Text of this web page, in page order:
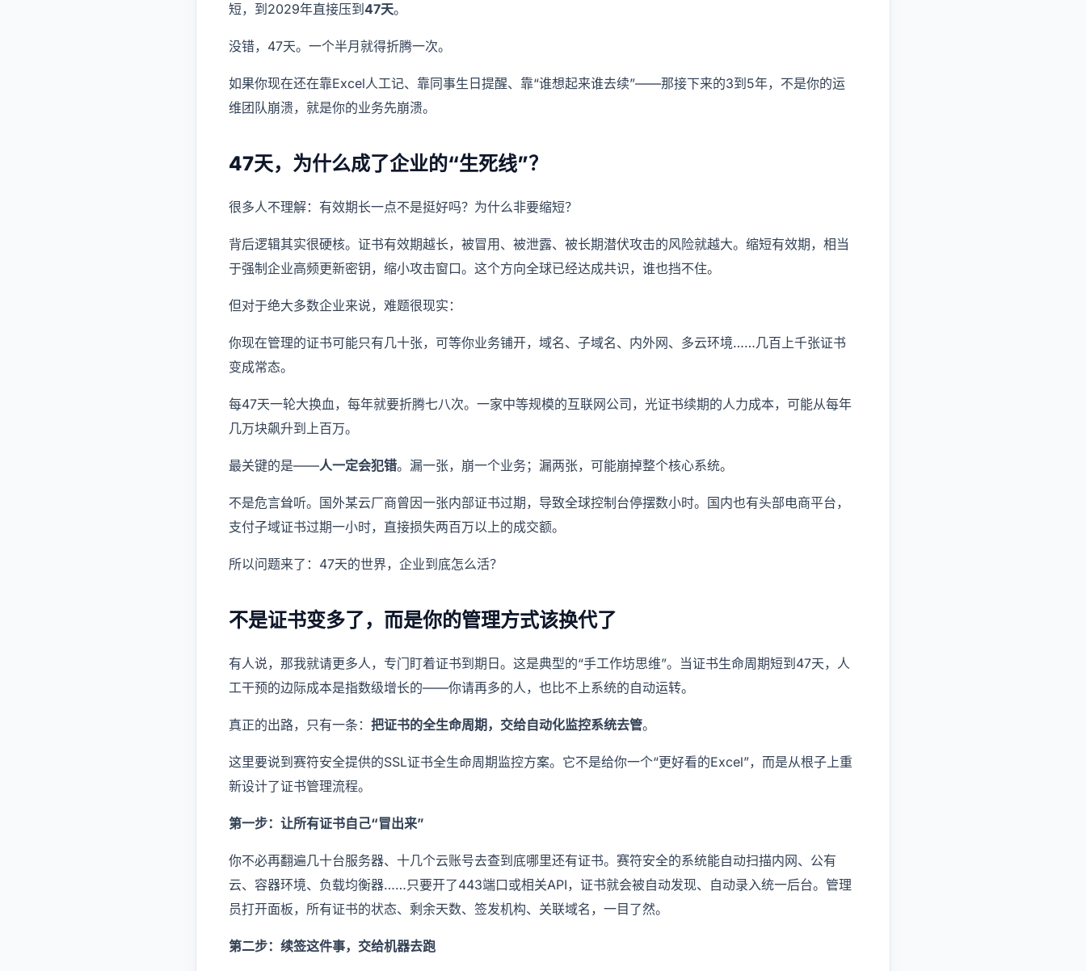
短，到2029年直接压到 47天。
没错，47天。一个半月就得折腾一次。
如果你现在还在靠Excel人工记、靠同事生日提醒、靠“谁想起来谁去续”——那接下来的3到5年，不是你的运
维团队崩溃，就是你的业务先崩溃。
47天，为什么成了企业的“生死线”？
很多人不理解：有效期长一点不是挺好吗？为什么非要缩短？
背后逻辑其实很硬核。证书有效期越长，被冒用、被泄露、被长期潜伏攻击的风险就越大。缩短有效期，相当
于强制企业高频更新密钥，缩小攻击窗口。这个方向全球已经达成共识，谁也挡不住。
但对于绝大多数企业来说，难题很现实：
你现在管理的证书可能只有几十张，可等你业务铺开，域名、子域名、内外网、多云环境……几百上千张证书
变成常态。
每47天一轮大换血，每年就要折腾七八次。一家中等规模的互联网公司，光证书续期的人力成本，可能从每年
几万块飙升到上百万。
最关键的是——人一定会犯错。漏一张，崩一个业务；漏两张，可能崩掉整个核心系统。
不是危言耸听。国外某云厂商曾因一张内部证书过期，导致全球控制台停摆数小时。国内也有头部电商平台，
支付子域证书过期一小时，直接损失两百万以上的成交额。
所以问题来了：47天的世界，企业到底怎么活？
不是证书变多了，而是你的管理方式该换代了
有人说，那我就请更多人，专门盯着证书到期日。这是典型的“手工作坊思维”。当证书生命周期短到47天，人
工干预的边际成本是指数级增长的——你请再多的人，也比不上系统的自动运转。
真正的出路，只有一条： 把证书的全生命周期，交给自动化监控系统去管。
这里要说到赛符安全提供的SSL证书全生命周期监控方案。它不是给你一个“更好看的Excel”，而是从根子上重
新设计了证书管理流程。
第一步：让所有证书自己“冒出来”
你不必再翻遍几十台服务器、十几个云账号去查到底哪里还有证书。赛符安全的系统能自动扫描内网、公有
云、容器环境、负载均衡器……只要开了443端口或相关API，证书就会被自动发现、自动录入统一后台。管理
员打开面板，所有证书的状态、剩余天数、签发机构、关联域名，一目了然。
第二步：续签这件事，交给机器去跑